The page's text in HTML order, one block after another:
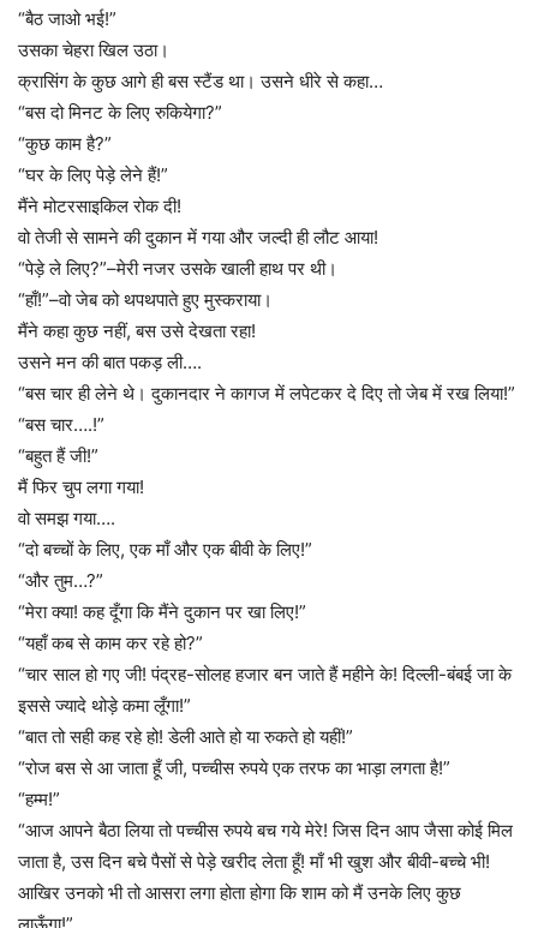
“बैठ जाओ भई!”
उसका चेहरा खिल उठा।
क्रासिंग के कुछ आगे ही बस स्टैंड था। उसने धीरे से कहा…
“बस दो मिनट के लिए रुकियेगा?”
“कुछ काम है?”
“घर के लिए पेड़े लेने हैं!”
मैंने मोटरसाइकिल रोक दी!
वो तेजी से सामने की दुकान में गया और जल्दी ही लौट आया!
“पेड़े ले लिए?”–मेरी नजर उसके खाली हाथ पर थी।
“हाँ!”–वो जेब को थपथपाते हुए मुस्कराया।
मैंने कहा कुछ नहीं, बस उसे देखता रहा!
उसने मन की बात पकड़ ली….
“बस चार ही लेने थे। दुकानदार ने कागज में लपेटकर दे दिए तो जेब में रख लिया!”
“बस चार….!”
“बहुत हैं जी!”
मैं फिर चुप लगा गया!
वो समझ गया….
“दो बच्चों के लिए, एक माँ और एक बीवी के लिए!”
“और तुम…?”
“मेरा क्या! कह दूँगा कि मैंने दुकान पर खा लिए!”
“यहाँ कब से काम कर रहे हो?”
“चार साल हो गए जी! पंद्रह-सोलह हजार बन जाते हैं महीने के! दिल्ली-बंबई जा के
इससे ज्यादे थोड़े कमा लूँगा!”
“बात तो सही कह रहे हो! डेली आते हो या रुकते हो यहीं!”
“रोज बस से आ जाता हूँ जी, पच्चीस रुपये एक तरफ का भाड़ा लगता है!”
“हम्म!”
“आज आपने बैठा लिया तो पच्चीस रुपये बच गये मेरे! जिस दिन आप जैसा कोई मिल
जाता है, उस दिन बचे पैसों से पेड़े खरीद लेता हूँ! माँ भी खुश और बीवी-बच्चे भी!
आखिर उनको भी तो आसरा लगा होता होगा कि शाम को मैं उनके लिए कुछ